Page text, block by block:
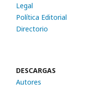
Legal
Política Editorial
Directorio
DESCARGAS
Autores